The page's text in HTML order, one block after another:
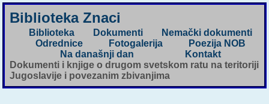
Biblioteka Znaci
Biblioteka Dokumenti
Nemački dokumenti
Odrednice
Fotogalerija
Poezija NOB
Na današnji dan
Kontakt
Dokumenti i knjige o drugom svetskom ratu na teritoriji
Jugoslavije i povezanim zbivanjima